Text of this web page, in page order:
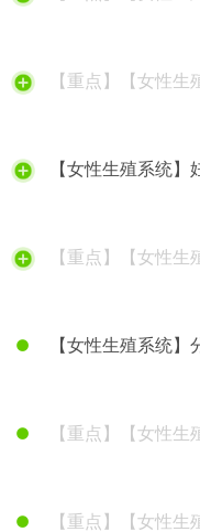
【重点】【女性生
【女性生殖系统
【重点】【女性生
【女性生殖系统】
【重点】【女性
【重点】【女性